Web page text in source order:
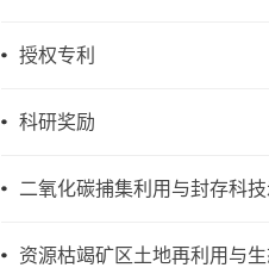
授权专利
科研奖励
二氧化碳捕集利用与封存科技
资源枯竭矿区土地再利用与